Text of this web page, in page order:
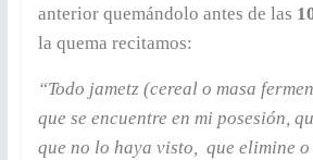
anterior quemándolo antes de las
la quema recitamos:
“Todo jametz (cereal o masa
que se encuentre en mi posesión,
que no lo haya visto, que elimine